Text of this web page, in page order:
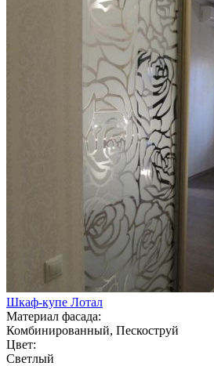
Шкаф-купе Лотал
Материал фасада:
Комбинированный, Пескоструй
Цвет:
Светлый